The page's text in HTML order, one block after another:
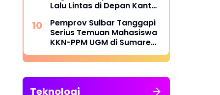
Lalu Lintas di Depan Kantor
Pemprov Sulbar Tanggapi
Serius Temuan Mahasiswa
KKN-PPM UGM di Sumare
dan Tapandullu
Teknologi